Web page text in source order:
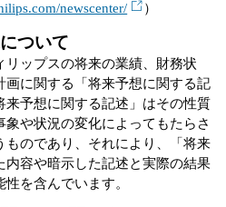
newscenter/ ）
ついて
リップスの将来の業績、財務状
画に関する「将来予想に関する記
来予想に関する記述」はその性質
象や状況の変化によってもたらさ
ものであり、それにより、「将来
内容や暗示した記述と実際の結果
を含んでいます。